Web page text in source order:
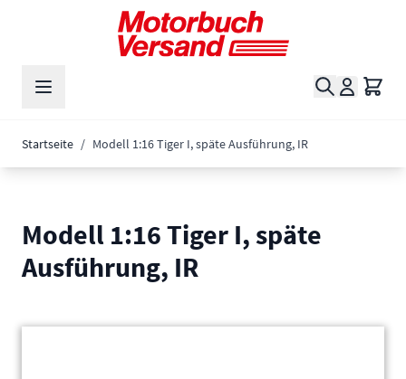
Zum Inhalt springen
Suche
Startseite / Modell 1:16 Tiger I, späte Ausführung, IR
Modell 1:16 Tiger I, späte
Ausführung, IR